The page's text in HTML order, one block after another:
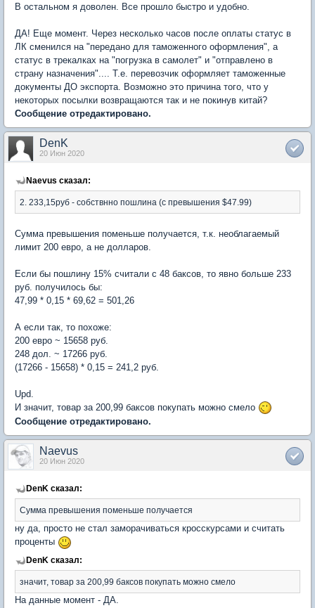
В остальном я доволен. Все прошло быстро и удобно.
ДА! Еще момент. Через несколько часов после оплаты статус в
ЛК сменился на "передано для таможенного оформления", а
статус в трекалках на "погрузка в самолет" и "отправлено в
страну назначения".... Т.е. перевозчик оформляет таможенные
документы ДО экспорта. Возможно это причина того, что у
некоторых посылки возвращаются так и не покинув китай?
Сообщение отредактировано.
DenK
20 Июн 2020
Naevus сказал:
2. 233,15руб - собствнно пошлина (с превышения $47.99)
Сумма превышения поменьше получается, т.к. необлагаемый
лимит 200 евро, а не долларов.
Если бы пошлину 15% считали с 48 баксов, то явно больше 233
руб. получилось бы:
47,99 * 0,15 * 69,62 = 501,26
А если так, то похоже:
200 евро ~ 15658 руб.
248 дол. ~ 17266 руб.
(17266 - 15658) * 0,15 = 241,2 руб.
Upd.
И значит, товар за 200,99 баксов покупать можно смело
Сообщение отредактировано.
Naevus
20 Июн 2020
DenK сказал:
Сумма превышения поменьше получается
ну да, просто не стал заморачиваться кросскурсами и считать
проценты
DenK сказал:
значит, товар за 200,99 баксов покупать можно смело
На данные момент - ДА.